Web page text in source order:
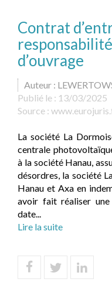
Contrat
d’ouvrage
Auteur :
Publié le : 13/03/2025
Source :
La société La
centrale
à la société Hanau,
désordres, la société
Hanau et Axa en
avoir fait réaliser
date...
Lire la suite